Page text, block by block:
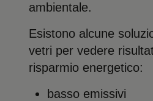
ambientale.
Esistono alcune
vetri per vedere
risparmio energetico:
basso emissivi